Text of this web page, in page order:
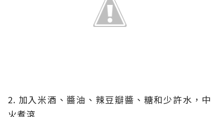
2. 加入米酒、醬油、辣豆瓣醬、糖和少許水，中
火煮滾